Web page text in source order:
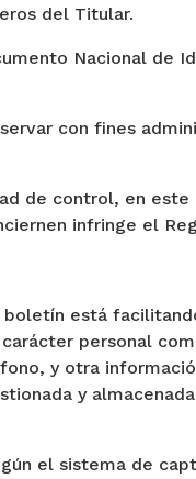
del Titular.
Nacional de
con fines
de control, en este
infringe el
boletín está
personal
y otra
y
el sistema de